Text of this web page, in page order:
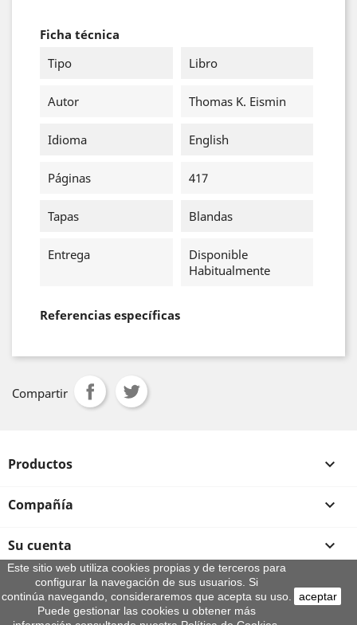
Ficha técnica
Tipo
Libro
Autor Thomas K. Eismin
Idioma English
Páginas 417
Tapas Blandas
Entrega
Disponible
Habitualmente
Referencias específicas
Compartir
Productos 
Compañía 
Su cuenta 
Información de la tienda
Este sitio web utiliza cookies propias y de terceros para
configurar la navegación de sus usuarios. Si
continúa navegando, consideraremos que acepta su uso.
Puede gestionar las cookies u obtener más
aceptar
© 2026 - By Aeroteca